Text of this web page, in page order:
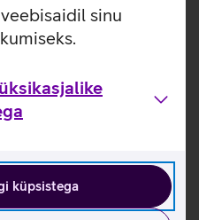
sinu
küpsistega